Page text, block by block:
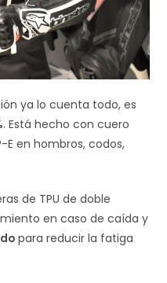
ya lo cuenta todo, es
. Está hecho con cuero
E en hombros, codos,
de TPU de doble
en caso de caída y
para reducir la fatiga